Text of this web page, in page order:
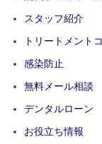
スタッフ紹介
トリートメント
感染防止
無料メール相談
デンタルローン
お役立ち情報